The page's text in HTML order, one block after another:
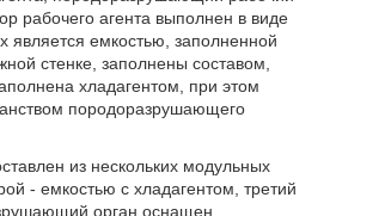
рабочего агента выполнен в виде
является емкостью, заполненной
стенке, заполнены составом,
хладагентом, при этом
породоразрушающего
из нескольких модульных
- емкостью с хладагентом, третий
орган оснащен